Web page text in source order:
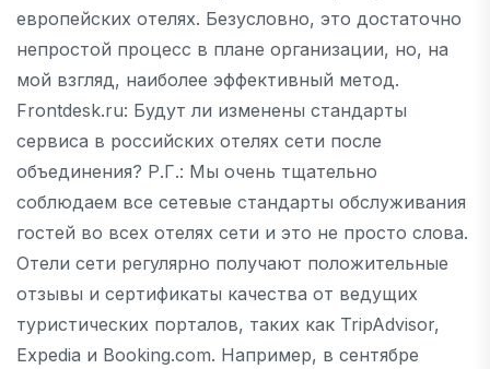
европейских отелях. Безусловно, это достаточно
непростой процесс в плане организации, но, на
мой взгляд, наиболее эффективный метод.
Frontdesk.ru: Будут ли изменены стандарты
сервиса в российских отелях сети после
объединения? Р.Г.: Мы очень тщательно
соблюдаем все сетевые стандарты обслуживания
гостей во всех отелях сети и это не просто слова.
Отели сети регулярно получают положительные
отзывы и сертификаты качества от ведущих
туристических порталов, таких как TripAdvisor,
Expedia и Booking.com. Например, в сентябре